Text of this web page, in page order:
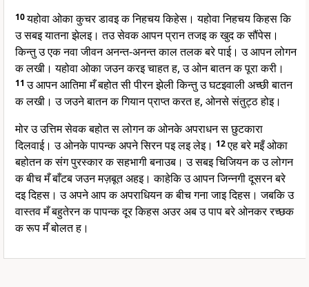
10यहोवा ओका कुचर डावइ क निहचय किहेस। यहोवा निहचय किहस कि
उ सबइ यातना झेलइ। तउ सेवक आपन प्रान तजइ क खुद क सौंपेस।
किन्तु उ एक नवा जीवन अनन्त-अनन्त काल तलक बरे पाई। उ आपन लोगन
क लखी। यहोवा ओका जउन करइ चाहत ह, उ ओन बातन क पूरा करी।
11उ आपन आतिमा मँ बहोत सी पीरन झेली किन्तु उ घटइवाली अच्छी बातन
क लखी। उ जउने बातन क गियान प्राप्त करत ह, ओनसे संतुट्ठ होइ।
मोर उ उत्तिम सेवक बहोत स लोगन क ओनके अपराधन स छुटकारा
दिलवाई। उ ओनके पापन्क अपने सिरन पइ लइ लेइ। 12एह बरे मइँ ओका
बहोतन क संग पुरस्कार क सहभागी बनाउब। उ सबइ चिजियन क उ लोगन
क बीच मँ बाँटब जउन मज़बूत अहइ। काहेकि उ आपन जिन्नगी दूसरन बरे
दइ दिहस। उ अपने आप क अपराधियन क बीच गना जाइ दिहस। जबकि उ
वास्तव मँ बहुतेरन क पापन्क दूर किहस अउर अब उ पाप बरे ओनकर रच्छक
क रूप मँ बोलत ह।